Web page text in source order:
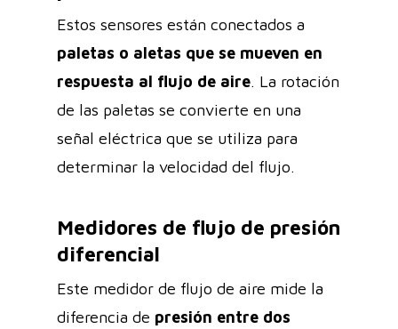
Estos sensores están conectados a
paletas o aletas que se mueven en
respuesta al flujo de aire. La rotación
de las paletas se convierte en una
señal eléctrica que se utiliza para
determinar la velocidad del flujo.
Medidores de flujo de presión
diferencial
Este medidor de flujo de aire mide la
diferencia de presión entre dos